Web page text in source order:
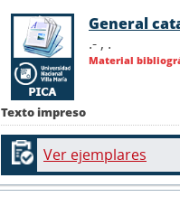
Texto impreso
General
.- , .
Material
Ver ejemplares